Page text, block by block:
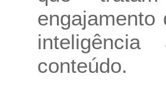
conteúdo.